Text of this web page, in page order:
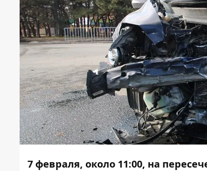
7 февраля, около 11:00, на